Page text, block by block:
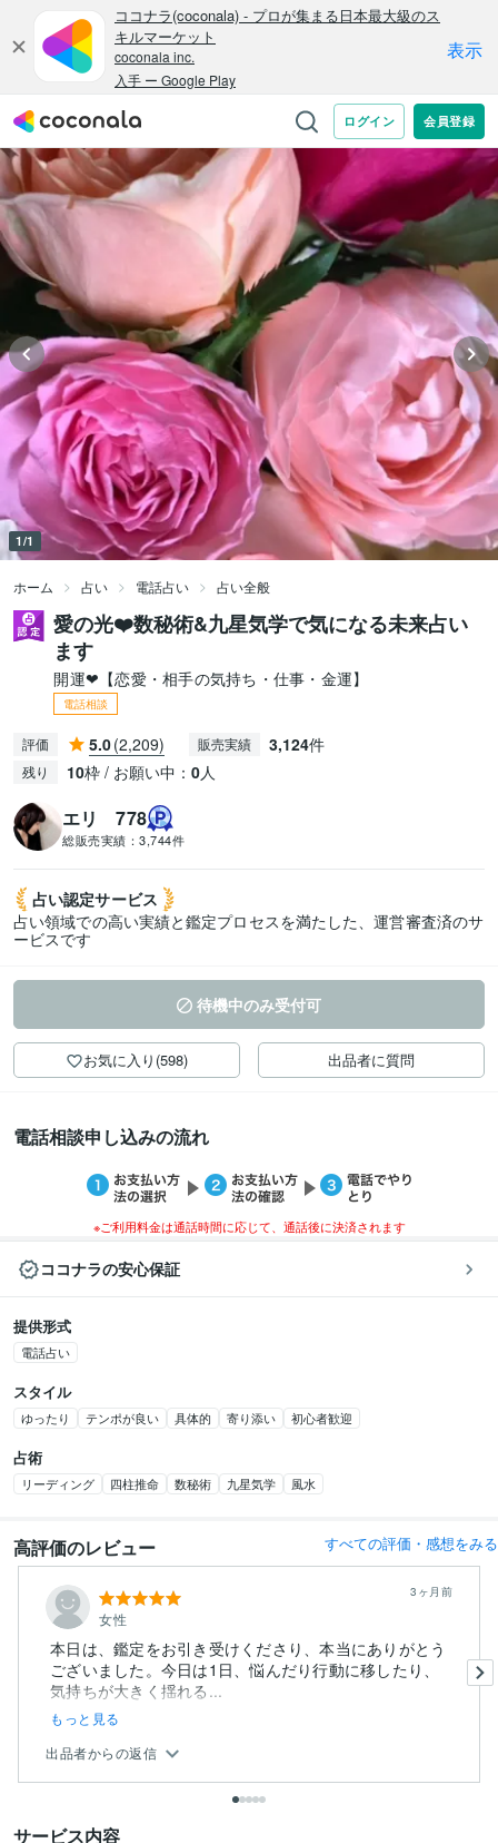
1/1
ホーム 占い 電話占い 占い全般
愛の光❤️数秘術&九星気学で気になる未来占い
ます
開運❤【恋愛・相手の気持ち・仕事・金運】
電話相談
評価 5.0(2,209) 販売実績 3,124件
残り 10枠 / お願い中： 0人
エリ 778
総販売実績： 3,744件
占い認定サービス
占い領域での高い実績と鑑定プロセスを満たした、運営審査済のサ
ービスです
待機中のみ受付可
お気に入り(598) 出品者に質問
電話相談申し込みの流れ
※ご利用料金は通話時間に応じて、通話後に決済されます
ココナラの安心保証
提供形式
電話占い
スタイル
ゆったり テンポが良い 具体的 寄り添い 初心者歓迎
占術
リーディング 四柱推命 数秘術 九星気学 風水
高評価のレビュー すべての評価・感想をみる
女性
3ヶ月前
本日は、鑑定をお引き受けくださり、本当にありがとう
ございました。今日は1日、悩んだり行動に移したり、
気持ちが大きく揺れる...
もっと見る
出品者からの返信
サービス内容